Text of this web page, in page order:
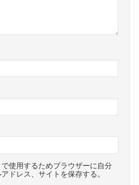
使用するためブラウザーに自分
ドレス、サイトを保存する。